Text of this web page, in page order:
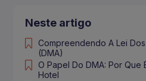
Neste artigo
Compreendendo A Lei
(DMA)
O Papel Do DMA: Por Que
Hotel